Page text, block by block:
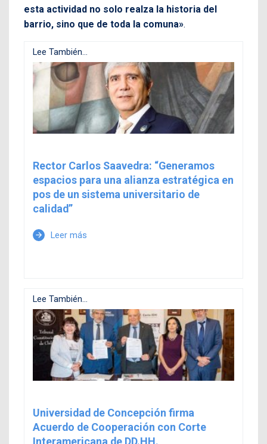
esta actividad no solo realza la historia del
barrio, sino que de toda la comuna».
Lee También...
Rector Carlos Saavedra: “Generamos
espacios para una alianza estratégica en
pos de un sistema universitario de
calidad”
arrow_forward Leer más
Lee También...
Universidad de Concepción firma
Acuerdo de Cooperación con Corte
Interamericana de DD.HH.